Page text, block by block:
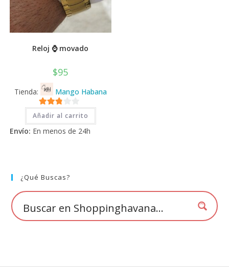
Reloj ⌚ movado
$95
Tienda: Mango Habana
2.71
de 5
Añadir al carrito
Envío: En menos de 24h
¿Qué Buscas?